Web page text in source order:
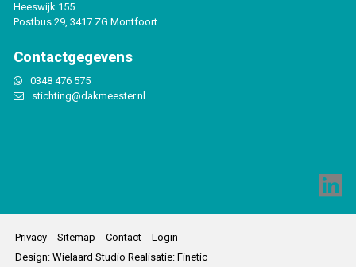
Heeswijk 155
Postbus 29, 3417 ZG Montfoort
Contactgegevens
0348 476 575
stichting@dakmeester.nl
Privacy Sitemap Contact
Login
Design: Wielaard Studio Realisatie: Finetic